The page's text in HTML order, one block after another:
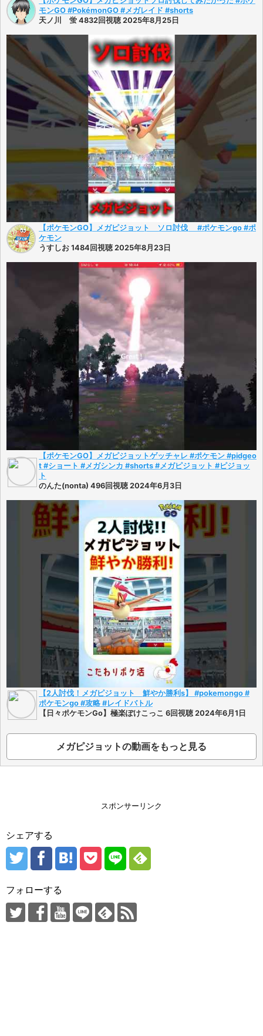
モンGO #PokémonGO #メガレイド #shorts
天ノ川 蛍 4832回視聴 2025年8月25日
【ポケモンGO】メガピジョット ソロ討伐 #ポケモンgo #ポ
ケモン
うすしお 1484回視聴 2025年8月23日
【ポケモンGO】メガピジョットゲッチャレ #ポケモン #pidgeo
t #ショート #メガシンカ #shorts #メガピジョット #ピジョッ
ト
のんた(nonta) 496回視聴 2024年6月3日
【2人討伐！メガピジョット 鮮やか勝利s】 #pokemongo #
ポケモンgo #攻略 #レイドバトル
【日々ポケモンGo】極楽ぽけこっこ 6回視聴 2024年6月1日
メガピジョットの動画をもっと見る
スポンサーリンク
シェアする
フォローする